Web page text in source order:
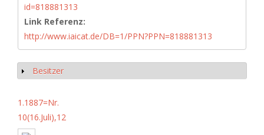
id=818881313
Link Referenz:
http://www.iaicat.de/DB=1/PPN?PPN=818881313
Anzeigen
Besitzer
1.1887=Nr.
10(16.Juli),12